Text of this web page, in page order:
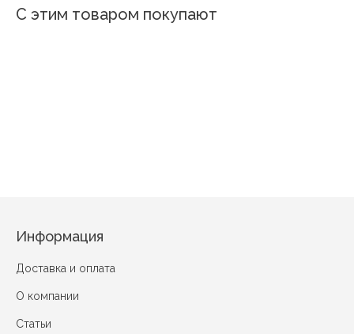
С этим товаром покупают
Информация
Доставка и оплата
О компании
Статьи